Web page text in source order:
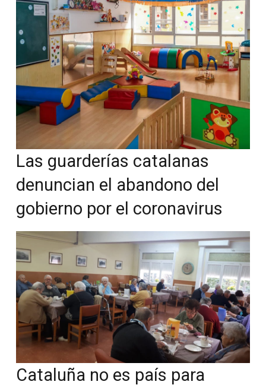
Las guarderías catalanas
denuncian el abandono del
gobierno por el coronavirus
Cataluña no es país para